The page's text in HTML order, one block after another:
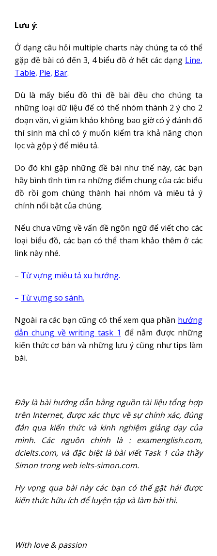
Lưu ý:
Ở dạng câu hỏi multiple charts này chúng ta có thể
gặp đề bài có đến 3, 4 biểu đồ ở hết các dạng Line,
Table, Pie, Bar.
Dù là mấy biểu đồ thì đề bài đều cho chúng ta
những loại dữ liệu để có thể nhóm thành 2 ý cho 2
đoạn văn, vì giám khảo không bao giờ có ý đánh đố
thí sinh mà chỉ có ý muốn kiểm tra khả năng chọn
lọc và gộp ý để miêu tả.
Do đó khi gặp những đề bài như thế này, các bạn
hãy bình tĩnh tìm ra những điểm chung của các biểu
đồ rồi gom chúng thành hai nhóm và miêu tả ý
chính nổi bật của chúng.
Nếu chưa vững về vấn đề ngôn ngữ để viết cho các
loại biểu đồ, các bạn có thể tham khảo thêm ở các
link này nhé.
– Từ vựng miêu tả xu hướng.
– Từ vựng so sánh.
Ngoài ra các bạn cũng có thể xem qua phần hướng
dẫn chung về writing task 1 để nắm được những
kiến thức cơ bản và những lưu ý cũng như tips làm
bài.
Đây là bài hướng dẫn bằng nguồn tài liệu tổng hợp
trên Internet, được xác thực về sự chính xác, đúng
đắn qua kiến thức và kinh nghiệm giảng dạy của
mình. Các nguồn chính là : examenglish.com,
dcielts.com, và đặc biệt là bài viết Task 1 của thầy
Simon trong web ielts-simon.com.
Hy vọng qua bài này các bạn có thể gặt hái được
kiến thức hữu ích để luyện tập và làm bài thi.
With love & passion